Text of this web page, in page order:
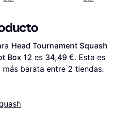
Head Tournament Squash
Box 12 es 34,49 €. Esta es
barata entre 2 tiendas.